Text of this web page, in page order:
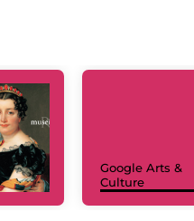
Google Arts &
Culture